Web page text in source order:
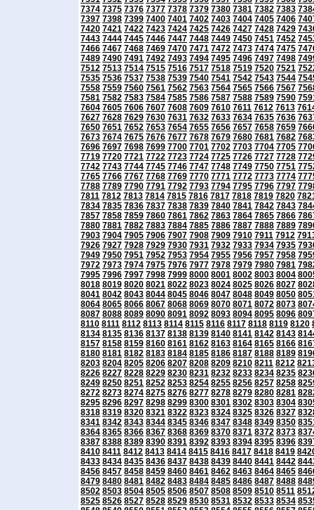
7374 7375 7376 7377 7378 7379 7380 7381 7382 7383
7397 7398 7399 7400 7401 7402 7403 7404 7405 7406
7420 7421 7422 7423 7424 7425 7426 7427 7428 7429
7443 7444 7445 7446 7447 7448 7449 7450 7451 7452
7466 7467 7468 7469 7470 7471 7472 7473 7474 7475
7489 7490 7491 7492 7493 7494 7495 7496 7497 7498
7512 7513 7514 7515 7516 7517 7518 7519 7520 7521
7535 7536 7537 7538 7539 7540 7541 7542 7543 7544
7558 7559 7560 7561 7562 7563 7564 7565 7566 7567
7581 7582 7583 7584 7585 7586 7587 7588 7589 7590
7604 7605 7606 7607 7608 7609 7610 7611 7612 7613
7627 7628 7629 7630 7631 7632 7633 7634 7635 7636
7650 7651 7652 7653 7654 7655 7656 7657 7658 7659
7673 7674 7675 7676 7677 7678 7679 7680 7681 7682
7696 7697 7698 7699 7700 7701 7702 7703 7704 7705
7719 7720 7721 7722 7723 7724 7725 7726 7727 7728
7742 7743 7744 7745 7746 7747 7748 7749 7750 7751
7765 7766 7767 7768 7769 7770 7771 7772 7773 7774
7788 7789 7790 7791 7792 7793 7794 7795 7796 7797
7811 7812 7813 7814 7815 7816 7817 7818 7819 7820
7834 7835 7836 7837 7838 7839 7840 7841 7842 7843
7857 7858 7859 7860 7861 7862 7863 7864 7865 7866
7880 7881 7882 7883 7884 7885 7886 7887 7888 7889
7903 7904 7905 7906 7907 7908 7909 7910 7911 7912
7926 7927 7928 7929 7930 7931 7932 7933 7934 7935
7949 7950 7951 7952 7953 7954 7955 7956 7957 7958
7972 7973 7974 7975 7976 7977 7978 7979 7980 7981
7995 7996 7997 7998 7999 8000 8001 8002 8003 8004
8018 8019 8020 8021 8022 8023 8024 8025 8026 8027
8041 8042 8043 8044 8045 8046 8047 8048 8049 8050
8064 8065 8066 8067 8068 8069 8070 8071 8072 8073
8087 8088 8089 8090 8091 8092 8093 8094 8095 8096
8110 8111 8112 8113 8114 8115 8116 8117 8118 8119 8120
8134 8135 8136 8137 8138 8139 8140 8141 8142 8143
8157 8158 8159 8160 8161 8162 8163 8164 8165 8166
8180 8181 8182 8183 8184 8185 8186 8187 8188 8189
8203 8204 8205 8206 8207 8208 8209 8210 8211 8212
8226 8227 8228 8229 8230 8231 8232 8233 8234 8235
8249 8250 8251 8252 8253 8254 8255 8256 8257 8258
8272 8273 8274 8275 8276 8277 8278 8279 8280 8281
8295 8296 8297 8298 8299 8300 8301 8302 8303 8304
8318 8319 8320 8321 8322 8323 8324 8325 8326 8327
8341 8342 8343 8344 8345 8346 8347 8348 8349 8350
8364 8365 8366 8367 8368 8369 8370 8371 8372 8373
8387 8388 8389 8390 8391 8392 8393 8394 8395 8396
8410 8411 8412 8413 8414 8415 8416 8417 8418 8419
8433 8434 8435 8436 8437 8438 8439 8440 8441 8442
8456 8457 8458 8459 8460 8461 8462 8463 8464 8465
8479 8480 8481 8482 8483 8484 8485 8486 8487 8488
8502 8503 8504 8505 8506 8507 8508 8509 8510 8511
8525 8526 8527 8528 8529 8530 8531 8532 8533 8534